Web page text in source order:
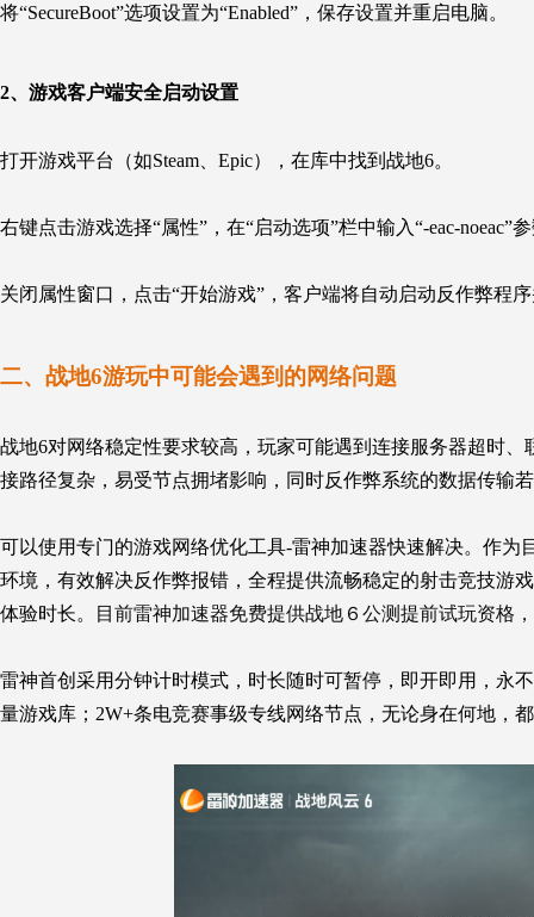
将“SecureBoot”选项设置为“Enabled”，保存设置并重启电脑。
2、游戏客户端安全启动设置
打开游戏平台（如Steam、Epic），在库中找到战地6。
右键点击游戏选择“属性”，在“启动选项”栏中输入“-eac-noeac”
关闭属性窗口，点击“开始游戏”，客户端将自动启动反作弊程
二、战地6游玩中可能会遇到的网络问题
战地6对网络稳定性要求较高，玩家可能遇到连接服务器超时
接路径复杂，易受节点拥堵影响，同时反作弊系统的数据传输
可以使用专门的游戏网络优化工具-雷神加速器快速解决。作
环境，有效解决反作弊报错，全程提供流畅稳定的射击竞技游
体验时长。
目前雷神加速器免费提供战地６公测提前试玩资格
雷神首创采用分钟计时模式，时长随时可暂停，即开即用，永
量游戏库；2W+条电竞赛事级专线网络节点，无论身在何地，